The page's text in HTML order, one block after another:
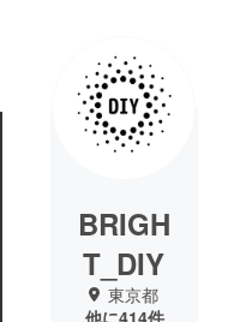
BRIGH
T_DIY
東京都
他に414件